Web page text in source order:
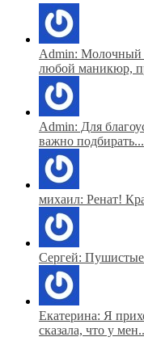
Admin: Молочный
любой маникюр,
Admin: Для
важно подбирать...
михаил: Ренат!
Сергей: Пушистые
Екатерина: Я
сказала, что у